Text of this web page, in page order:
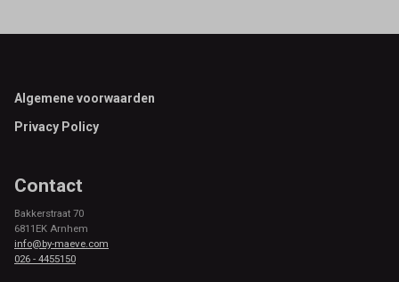
Footer
Algemene voorwaarden
Privacy Policy
Contact
Bakkerstraat 70
6811EK Arnhem
info@by-maeve.com
026 - 4455150